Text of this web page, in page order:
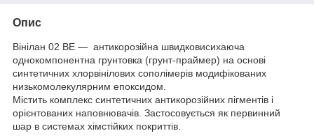
Опис
Вінілан 02 ВЕ — антикорозійна швидковисихаюча
однокомпонентна грунтовка (грунт-праймер) на основі
синтетичних хлорвінілових сополімерів модифікованих
низькомолекулярним епоксидом.
Містить комплекс синтетичних антикорозійних пігментів і
орієнтованих наповнювачів. Застосовується як первинний
шар в системах хімстійких покриттів.